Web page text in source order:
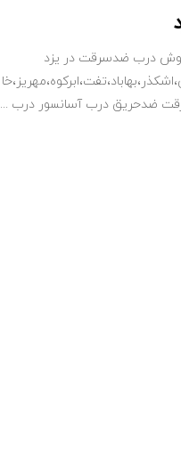
درب ضدسرقت در یزد
ضدحریق درب آسانسور درب ...